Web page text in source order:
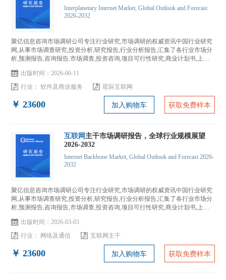
Interplanetary Internet Market, Global Outlook and Forecast
2026-2032
聚亿信息咨询市场调研公司专注行业研究,市场调研的权威资讯中国行业研究
网,从事市场调查研究,投资分析,研究报告,行业分析报告,汇集了各行业市场分
析,预测报告,咨询报告,市场调查,投资咨询,项目可行性研究,商业计划书,上市
出版时间：2026-06-11
行业：软件及商业服务 星际互联网
￥ 23600 加入购物车 获取免费样本
互联网 主干市场调研报告，全球行业规模展望
2026-2032
Internet Backbone Market, Global Outlook and Forecast 2026-
2032
聚亿信息咨询市场调研公司专注行业研究,市场调研的权威资讯中国行业研究
网,从事市场调查研究,投资分析,研究报告,行业分析报告,汇集了各行业市场分
析,预测报告,咨询报告,市场调查,投资咨询,项目可行性研究,商业计划书,上市
出版时间：2026-03-03
行业： 网络及通信 互联网主干
￥ 23600 加入购物车 获取免费样本